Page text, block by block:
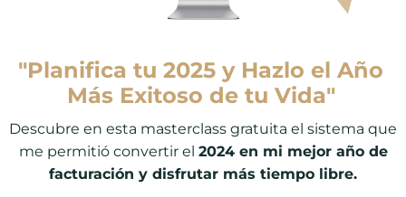
"Planifica tu 2025 y Hazlo el Año
Más Exitoso de tu Vida"
Descubre en esta masterclass gratuita el sistema que
me permitió convertir el 2024 en mi mejor año de
facturación y disfrutar más tiempo libre.